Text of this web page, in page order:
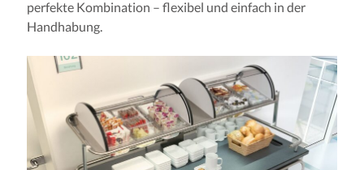
perfekte Kombination – flexibel und einfach in der
Handhabung.